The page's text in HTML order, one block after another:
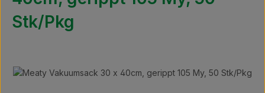
Stk/Pkg
Bildergalerie überspringen